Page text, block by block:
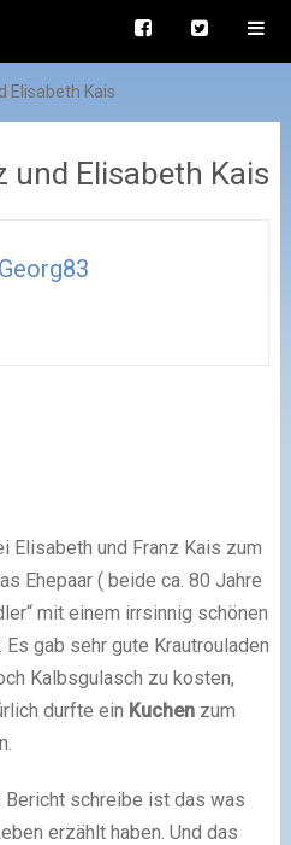
Elisabeth Kais
und Elisabeth Kais
Georg83
Elisabeth und Franz Kais zum
Ehepaar ( beide ca. 80 Jahre
mit einem irrsinnig schönen
gab sehr gute Krautrouladen
Kalbsgulasch zu kosten,
durfte ein Kuchenzum
schreibe ist das was
erzählt haben. Und das